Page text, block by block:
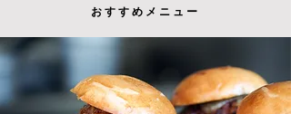
おすすめメニュー